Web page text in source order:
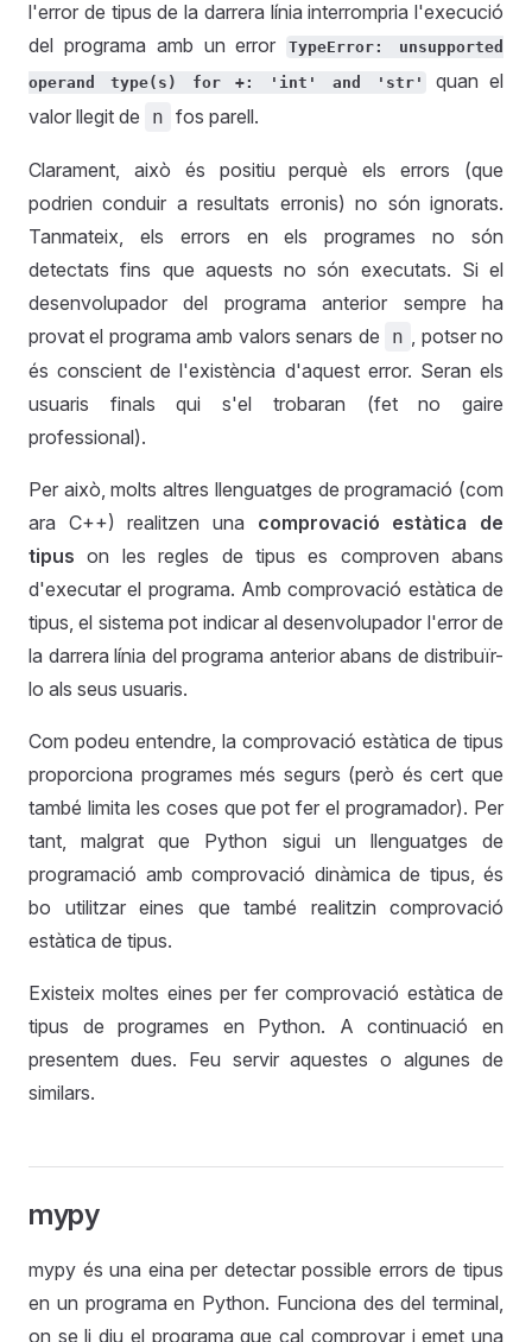
l'error de tipus de la darrera línia interrompria l'execució
del programa amb un error
TypeError: unsupported
operand type(s) for +: 'int' and 'str'
quan el
valor llegit de
n fos parell.
Clarament, això és positiu perquè els errors (que
podrien conduir a resultats erronis) no són ignorats.
Tanmateix, els errors en els programes no són
detectats fins que aquests no són executats. Si el
desenvolupador del programa anterior sempre ha
provat el programa amb valors senars de
n , potser no
és conscient de l'existència d'aquest error. Seran els
usuaris finals qui s'el trobaran (fet no gaire
professional).
Per això, molts altres llenguatges de programació (com
ara C++) realitzen una comprovació estàtica de
tipus on les regles de tipus es comproven abans
d'executar el programa. Amb comprovació estàtica de
tipus, el sistema pot indicar al desenvolupador l'error de
la darrera línia del programa anterior abans de distribuïr-
lo als seus usuaris.
Com podeu entendre, la comprovació estàtica de tipus
proporciona programes més segurs (però és cert que
també limita les coses que pot fer el programador). Per
tant, malgrat que Python sigui un llenguatges de
programació amb comprovació dinàmica de tipus, és
bo utilitzar eines que també realitzin comprovació
estàtica de tipus.
Existeix moltes eines per fer comprovació estàtica de
tipus de programes en Python. A continuació en
presentem dues. Feu servir aquestes o algunes de
similars.
mypy
mypy és una eina per detectar possible errors de tipus
en un programa en Python. Funciona des del terminal,
on se li diu el programa que cal comprovar i emet una